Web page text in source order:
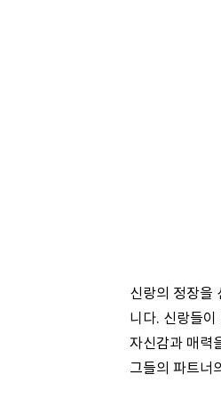
신랑의 정장을
니다. 신랑들
자신감과 매력
그들의 파트너